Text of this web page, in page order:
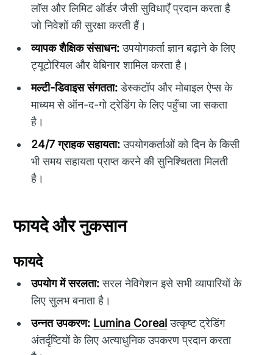
लॉस और लिमिट ऑर्डर जैसी सुविधाएँ प्रदान करता है
जो निवेशों की सुरक्षा करती हैं।
व्यापक शैक्षिक संसाधन:उपयोगकर्ता ज्ञान बढ़ाने के लिए
ट्यूटोरियल और वेबिनार शामिल करता है।
मल्टी-डिवाइस संगतता:डेस्कटॉप और मोबाइल ऐप्स के
माध्यम से ऑन-द-गो ट्रेडिंग के लिए पहुँचा जा सकता
है।
24/7 ग्राहक सहायता:उपयोगकर्ताओं को दिन के किसी
भी समय सहायता प्राप्त करने की सुनिश्चितता मिलती
है।
फायदे और नुकसान
फायदे
उपयोग में सरलता:सरल नेविगेशन इसे सभी व्यापारियों के
लिए सुलभ बनाता है।
उन्नत उपकरण: Lumina Corealउत्कृष्ट ट्रेडिंग
अंतर्दृष्टियों के लिए अत्याधुनिक उपकरण प्रदान करता